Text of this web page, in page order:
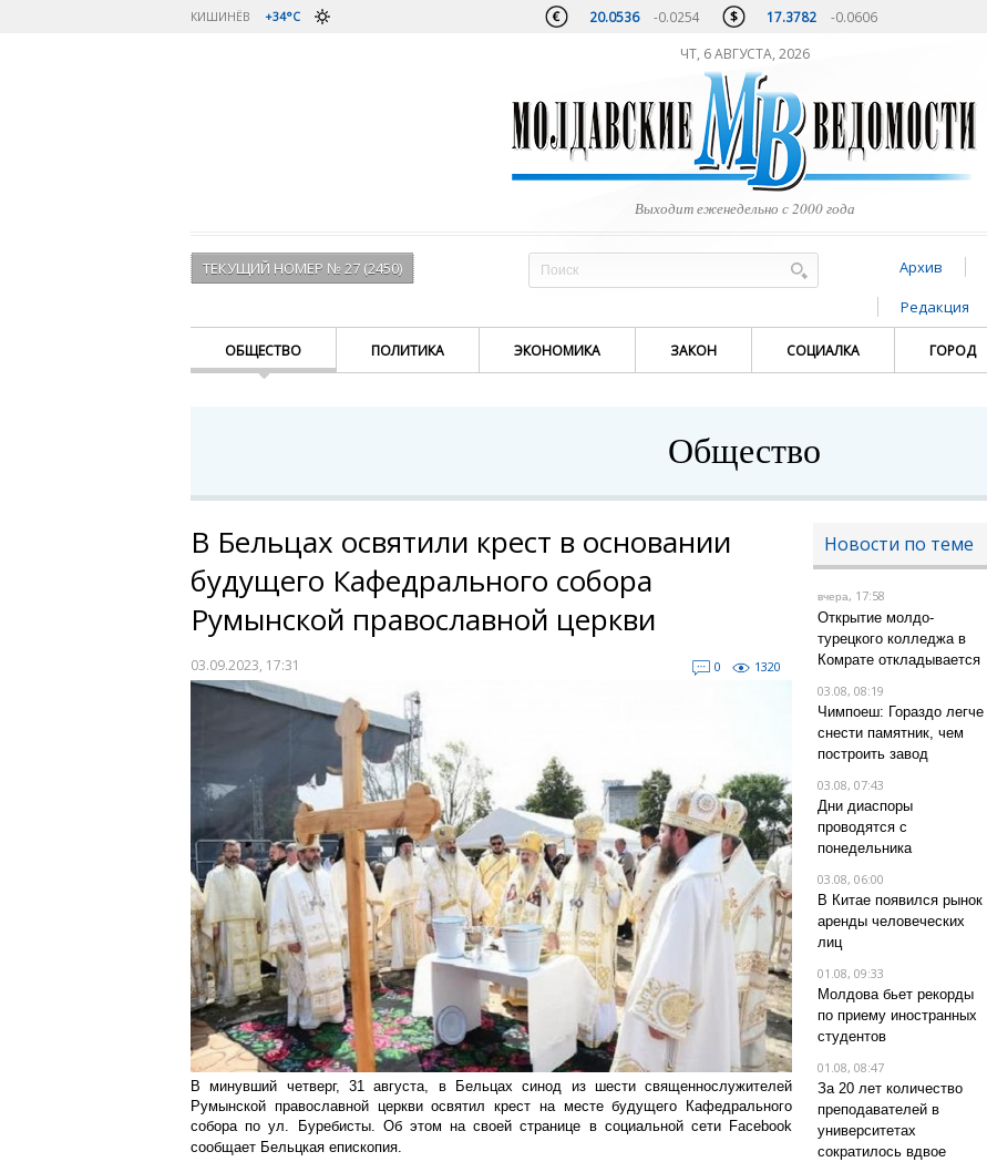
КИШИНЁВ +34°C 20.0536 -0.0254 17.3782 -0.0606
ЧТ, 6 АВГУСТА, 2026
Выходит еженедельно с 2000 года
ТЕКУЩИЙ НОМЕР № 27 (2450) Архив
Редакция
ОБЩЕСТВО ПОЛИТИКА ЭКОНОМИКА ЗАКОН СОЦИАЛКА ГОРОД
Общество
В Бельцах освятили крест в основании
будущего Кафедрального собора
Румынской православной церкви
03.09.2023, 17:31 0 1320
В минувший четверг, 31 августа, в Бельцах синод из шести священнослужителей
Румынской православной церкви освятил крест на месте будущего Кафедрального
собора по ул. Буребисты. Об этом на своей странице в социальной сети Facebook
сообщает Бельцкая епископия.
Новости по теме
вчера, 17:58
Открытие молдо-
турецкого колледжа в
Комрате откладывается
03.08, 08:19
Чимпоеш: Гораздо легче
снести памятник, чем
построить завод
03.08, 07:43
Дни диаспоры
проводятся с
понедельника
03.08, 06:00
В Китае появился рынок
аренды человеческих
лиц
01.08, 09:33
Молдова бьет рекорды
по приему иностранных
студентов
01.08, 08:47
За 20 лет количество
преподавателей в
университетах
сократилось вдвое